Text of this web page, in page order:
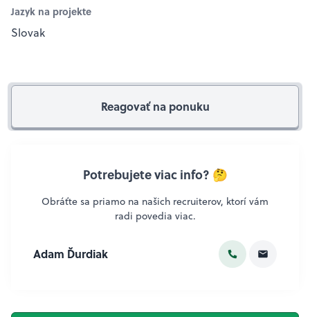
Jazyk na projekte
Slovak
Reagovať na ponuku
Potrebujete viac info? 🤔
Obráťte sa priamo na našich recruiterov, ktorí vám
radi povedia viac.
Adam Ďurdiak